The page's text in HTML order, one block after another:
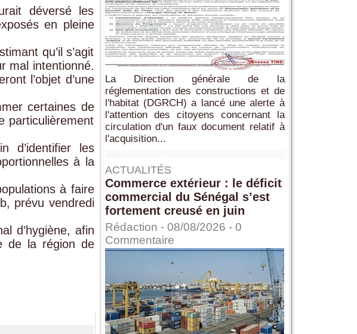
déversé les
en pleine
qu’il s’agit
mal intentionné.
l’objet d’une
certaines de
particulièrement
d’identifier les
à la
à faire
prévu vendredi
d’hygiène, afin
de la région de
La Direction générale de la
réglementation des constructions et de
l'habitat (DGRCH) a lancé une alerte à
l'attention des citoyens concernant la
circulation d'un faux document relatif à
l'acquisition...
ACTUALITÉS
Commerce extérieur : le déficit
commercial du Sénégal s’est
fortement creusé en juin
Rédaction - 08/08/2026 - 0
Commentaire